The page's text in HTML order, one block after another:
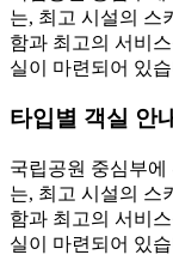
는, 최고 시설의 스
함과 최고의 서비
실이 마련되어 있
타입별 객실 안
국립공원 중심부
는, 최고 시설의 스
함과 최고의 서비
실이 마련되어 있